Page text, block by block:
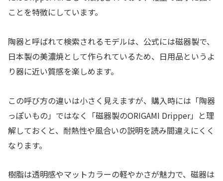
ことを特徴にしています。
陶器と呼ばれて検索されるモデルは、公式には磁器製で、
日本製の美濃焼として作られているため、日用品というよ
り器に近い質感を楽しめます。
この呼び方の違いは小さく見えますが、購入時には「陶器
っぽいもの」ではなく「磁器製のORIGAMI Dripper」と理
解しておくと、耐熱性や風合いの説明を読み間違えにくく
なります。
樹脂は透明感やマットカラーの軽やかさが魅力で、磁器は